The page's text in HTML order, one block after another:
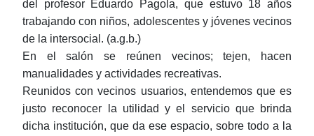
del profesor Eduardo Pagola, que estuvo 18 años
trabajando con niños, adolescentes y jóvenes vecinos
de la intersocial. (a.g.b.)
En el salón se reúnen vecinos; tejen, hacen
manualidades y actividades recreativas.
Reunidos con vecinos usuarios, entendemos que es
justo reconocer la utilidad y el servicio que brinda
dicha institución, que da ese espacio, sobre todo a la